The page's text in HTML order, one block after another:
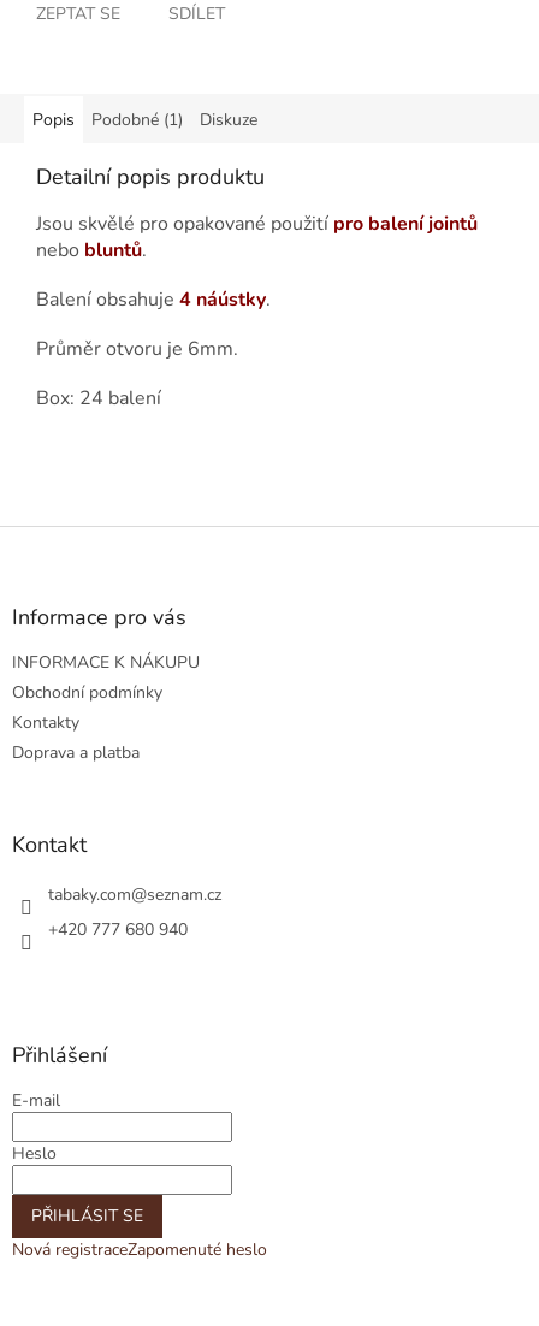
ZEPTAT SE SDÍLET
Popis Podobné (1) Diskuze
Detailní popis produktu
Jsou skvělé pro opakované použití pro balení jointů
nebo bluntů.
Balení obsahuje 4 náústky.
Průměr otvoru je 6mm.
Box: 24 balení
Z
Informace pro vás
INFORMACE K NÁKUPU
Obchodní podmínky
Kontakty
Doprava a platba
Kontakt
tabaky.com@seznam.cz
+420 777 680 940
Přihlášení
E-mail
Heslo
PŘIHLÁSIT SE
Nová registraceZapomenuté heslo